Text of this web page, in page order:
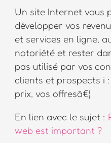
Un site Internet vous
développer vos
et services en ligne,
notoriété et rester
pas utilisé par vos
clients et prospects i
prix, vos offresâ€¦
En lien avec le sujet :
web est important ?